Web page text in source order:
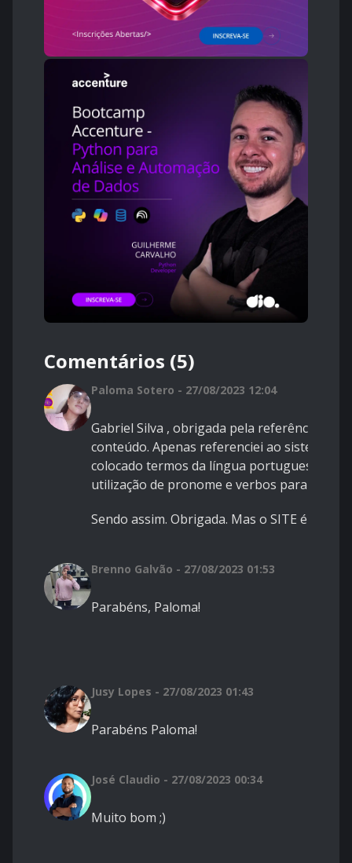
Comentários (5)
Paloma Sotero - 27/08/2023 12:04
Gabriel Silva , obrigada pela referência da
conteúdo. Apenas referenciei ao sistema
colocado termos da língua portuguesa que
utilização de pronome e verbos para que
Sendo assim. Obrigada. Mas o SITE é
Brenno Galvão - 27/08/2023 01:53
Parabéns, Paloma!
Jusy Lopes - 27/08/2023 01:43
Parabéns Paloma!
José Claudio - 27/08/2023 00:34
Muito bom ;)